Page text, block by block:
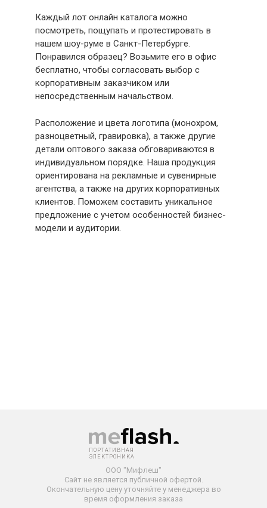
Каждый лот онлайн каталога можно
посмотреть, пощупать и протестировать в
нашем шоу-руме в Санкт-Петербурге.
Понравился образец? Возьмите его в офис
бесплатно, чтобы согласовать выбор с
корпоративным заказчиком или
непосредственным начальством.
Расположение и цвета логотипа (монохром,
разноцветный, гравировка), а также другие
детали оптового заказа обговариваются в
индивидуальном порядке. Наша продукция
ориентирована на рекламные и сувенирные
агентства, а также на других корпоративных
клиентов. Поможем составить уникальное
предложение с учетом особенностей бизнес-
модели и аудитории.
ООО "Мифлеш"
Сайт не является публичной офертой.
Окончательную цену уточняйте у менеджера во
время оформления заказа
ПОРТАТИВНАЯ
ЭЛЕКТРОНИКА